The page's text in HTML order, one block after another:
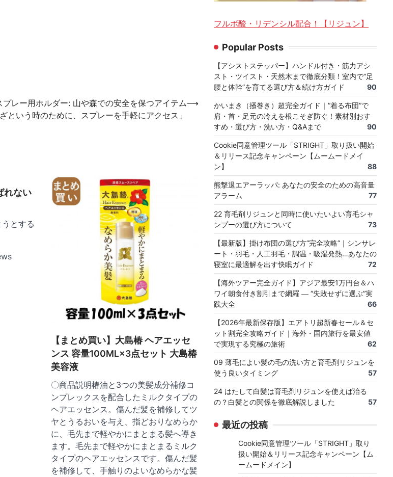
プレー用ホルダー: 山や森での安全を保つアイテム
ざという時のために、スプレーを手軽にアクセス」
⟶
れない
とする
【まとめ買い】大島椿 ヘアエッセ
ンス 容量100ML×3点セット 大島椿
美容液
〇商品説明椿油と3つの美髪成分補修コ
ンプレックスを配合したミルクタイプの
ヘアエッセンス。傷んだ髪を補修してツ
ヤとうるおいを与え、指どおりなめらか
に、毛先まで軽やかにまとまる髪へ導き
ます。毛先まで軽やかにまとまるミルク
タイプのヘアエッセンスです。傷んだ髪
を補修して、手触りのよいなめらかな髪
フルボ酸・リデンシル配合！【リジュン】
Popular Posts
【アシストステッパー】ハンドル付き・筋力アシ
スト・ツイスト・天然木まで徹底分類！室内で“足
腰と体幹”を育てる選び方＆続け方ガイド
90
かいまき（掻巻き）超完全ガイド｜“着る布団”で
肩・首・足元の冷えを根こそぎ防ぐ！素材別おす
すめ・選び方・洗い方・Q&Aまで
90
Cookie同意管理ツール「STRIGHT」取り扱い開始
＆リリース記念キャンペーン【ムームードメイ
ン】
88
熊撃退エアーラッパ: あなたの安全のための高音量
アラーム
77
22 育毛剤リジュンと同時に使いたいよい育毛シャ
ンプーの選び方について
73
【最新版】掛け布団の選び方“完全攻略”｜シンサレ
ート・羽毛・人工羽毛・調温・吸湿発熱…あなたの
寝室に最適解を出す快眠ガイド
72
【海外ツアー完全ガイド】アジア最安1万円台＆ハ
ワイ朝食付き割引まで網羅 ― “失敗せずに選ぶ”実
践大全
66
【2026年最新保存版】エアトリ超新春セール＆セ
ット割完全攻略ガイド｜海外・国内旅行を最安値
で実現する究極の旅術
62
09 薄毛によい髪の毛の洗い方と育毛剤リジュンを
使う良いタイミング
57
24 はたして白髪は育毛剤リジュンを使えば治る
の？白髪との関係を徹底解説しました
57
最近の投稿
Cookie同意管理ツール「STRIGHT」取り
扱い開始＆リリース記念キャンペーン【ム
ームードメイン】